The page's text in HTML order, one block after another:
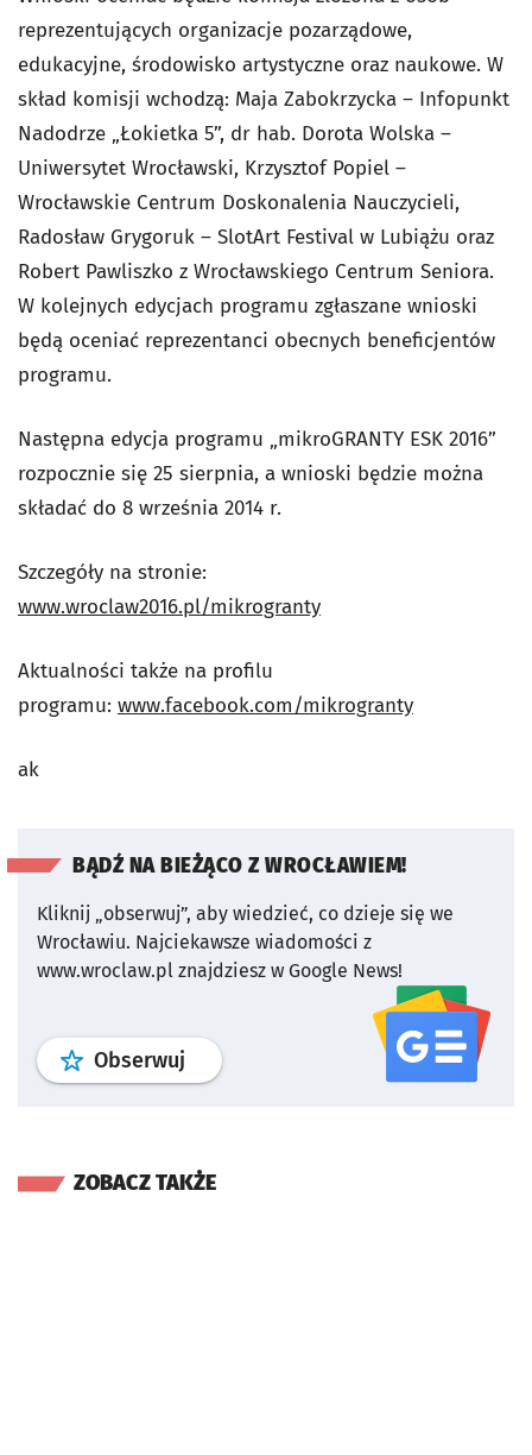
reprezentujących organizacje pozarządowe,
edukacyjne, środowisko artystyczne oraz naukowe. W
skład komisji wchodzą: Maja Zabokrzycka – Infopunkt
Nadodrze „Łokietka 5”, dr hab. Dorota Wolska –
Uniwersytet Wrocławski, Krzysztof Popiel –
Wrocławskie Centrum Doskonalenia Nauczycieli,
Radosław Grygoruk – SlotArt Festival w Lubiążu oraz
Robert Pawliszko z Wrocławskiego Centrum Seniora.
W kolejnych edycjach programu zgłaszane wnioski
będą oceniać reprezentanci obecnych beneficjentów
programu.
Następna edycja programu „mikroGRANTY ESK 2016”
rozpocznie się 25 sierpnia, a wnioski będzie można
składać do 8 września 2014 r.
Szczegóły na stronie:
www.wroclaw2016.pl/mikrogranty
Aktualności także na profilu
programu: www.facebook.com/mikrogranty
ak
BĄDŹ NA BIEŻĄCO Z WROCŁAWIEM!
Kliknij „obserwuj”, aby wiedzieć, co dzieje się we
Wrocławiu. Najciekawsze wiadomości z
www.wroclaw.pl znajdziesz w Google News!
Obserwuj profil serwisu
ZOBACZ TAKŻE